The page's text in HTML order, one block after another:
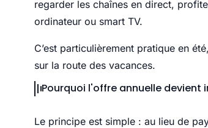
regarder les chaînes en direct,
ordinateur ou smart TV.
C’est particulièrement pratique en
sur la route des vacances.
Pourquoi l'offre annuelle devient
Le principe est simple : au lieu de